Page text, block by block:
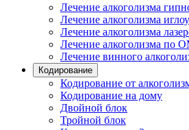
Лечение алкоголизма
Лечение алкоголизма
Лечение алкоголизма
Лечение алкоголизма по
Лечение винного
Кодирование
Кодирование от
Кодирование на дому
Двойной блок
Тройной блок